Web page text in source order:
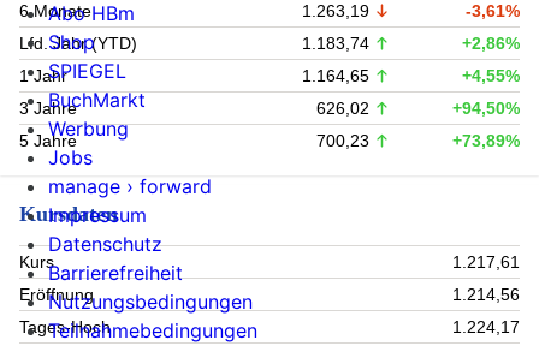
6 Monate
1.263,19
-3,61%
Lfd. Jahr (YTD)
1.183,74
+2,86%
1 Jahr
1.164,65
+4,55%
3 Jahre
626,02
+94,50%
5 Jahre
700,23 +73,89%
Kursdaten
Kurs
1.217,61
Eröffnung
1.214,56
Tages-Hoch
1.224,17
Abo HBm
Shop
SPIEGEL
BuchMarkt
Werbung
Jobs
manage › forward
Impressum
Datenschutz
Barrierefreiheit
Nutzungsbedingungen
Teilnahmebedingungen